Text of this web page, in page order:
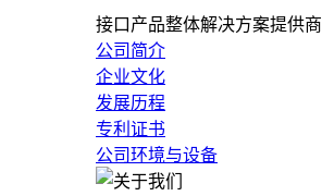
接口产品整体解决方案提供商
公司简介
企业文化
发展历程
专利证书
公司环境与设备